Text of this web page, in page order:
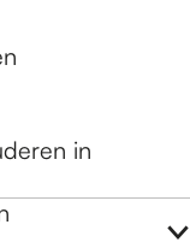
in